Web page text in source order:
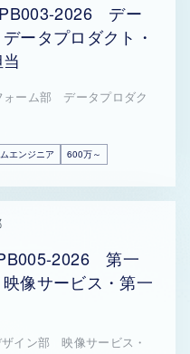
2026 デー
ータプロダクト・
ーム部 データプロダク
エンジニア 600万～
2026 第一
像サービス・第一
イン部 映像サービス・